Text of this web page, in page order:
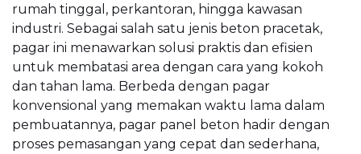
rumah tinggal, perkantoran, hingga kawasan
industri. Sebagai salah satu jenis beton pracetak,
pagar ini menawarkan solusi praktis dan efisien
untuk membatasi area dengan cara yang kokoh
dan tahan lama. Berbeda dengan pagar
konvensional yang memakan waktu lama dalam
pembuatannya, pagar panel beton hadir dengan
proses pemasangan yang cepat dan sederhana,